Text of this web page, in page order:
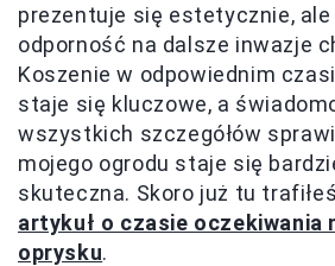
prezentuje się estetycznie,
odporność na dalsze inwazje
Koszenie w odpowiednim
staje się kluczowe, a
wszystkich szczegółów
mojego ogrodu staje się
skuteczna. Skoro już tu
artykuł o czasie oczekiwania
oprysku.